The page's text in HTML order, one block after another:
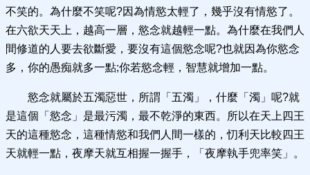
不笑的。為什麼不笑呢?因為情慾太輕了，幾乎沒有情慾了。
在六欲天天上，越高一層，慾念就越輕一點。為什麼在我們人
間修道的人要去欲斷愛，要沒有這個慾念呢?也就因為你慾念
多，你的愚痴就多一點;你若慾念輕，智慧就增加一點。
慾念就屬於五濁惡世，所謂「五濁」，什麼「濁」呢?就
是這個「慾念」是最污濁，最不乾淨的東西。所以在天上四王
天的這種慾念，這種情慾和我們人間一樣的，忉利天比較四王
天就輕一點，夜摩天就互相握一握手，「夜摩執手兜率笑」。